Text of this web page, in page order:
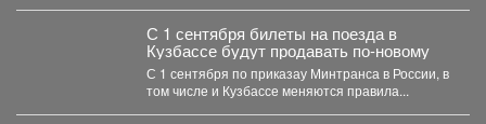
С 1 сентября билеты на поезда в
Кузбассе будут продавать по-новому
С 1 сентября по приказау Минтранса в России, в
том числе и Кузбассе меняются правила...